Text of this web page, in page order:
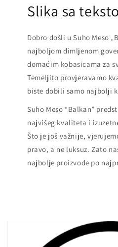
Slika sa
Dobro došli u Suho Meso
najboljom dimljenom
domaćim kobasicama za
Temeljito provjeravamo
biste dobili samo najbolji
Suho Meso “Balkan”
najvišeg kvaliteta i
Što je još važnije,
pravo, a ne luksuz. Zato
najbolje proizvode po